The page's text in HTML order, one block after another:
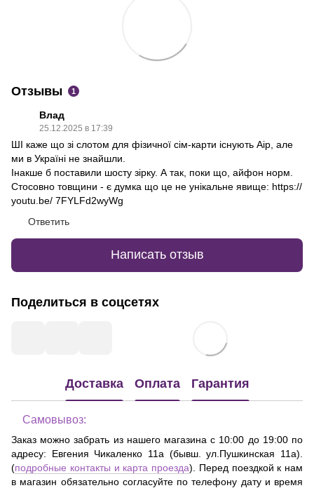
Отзывы 1
Влад
25.12.2025 в 17:39
ШІ каже що зі слотом для фізичної сім-карти існують Аір, але
ми в Україні не знайшли.
Інакше б поставили шосту зірку. А так, поки що, айфон норм.
Стосовно товщини - є думка що це не унікальне явище: https://
youtu.be/ 7FYLFd2wyWg
Ответить
Написать отзыв
Поделиться в соцсетях
Доставка Оплата Гарантия
Самовывоз:
Заказ можно забрать из нашего магазина с 10:00 до 19:00 по
адресу: Евгения Чикаленко 11а (бывш. ул.Пушкинская 11а)
(подробные контакты и карта проезда). Перед поездкой к нам
в магазин обязательно согласуйте по телефону дату и время